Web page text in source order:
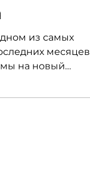
из самых
месяцев
на новый
очень
мотоцикла.